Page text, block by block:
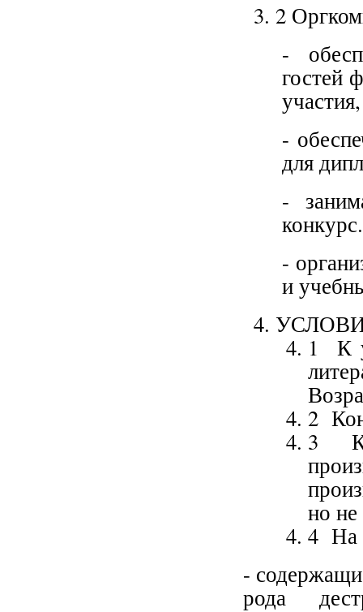
2
-
гостей
-
для
-
конкурс.
-
и
1 К
2
3 К
но не
4 На
-
рода